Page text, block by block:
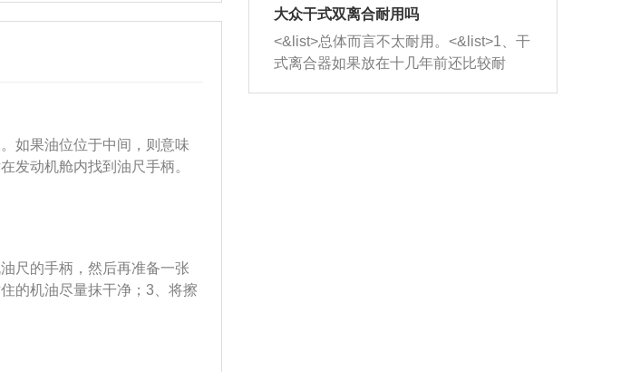
如果油位位于中间，则意味
发动机舱内找到油尺手柄。
能清洁。此时，可以清楚地
的姿势。它可以是垂直的、
会回流，影响油位判断。
。如果液位低于最低下限或
增加。
尺的手柄，然后再准备一张
的机油尽量抹干净；3、将擦
，然后再拔出；4、观测机
机和1.8L混合动力系统两种动
室，最后形成废气排出，就可以让三元
催化器得到清洗，排气管堵塞的情况就
能够得到解决。
造成烧机油。<&list>3、机油粘度。使用
机油粘度过小的话，同样会有烧机油现
象，机油粘度过小具有很好的流动性，
无法制作，需要将车辆送到修理厂或4s
店；<&list>2.车辆半轴套管防尘罩破
裂，破裂后会出现漏油现象，使半轴磨
损严重，磨损的半轴容易损坏，产生异
响；<&list>3.稳定器的转向胶套和球头
大众干式双离合耐用吗
<&list>总体而言不太耐用。<&list>1、干
式离合器如果放在十几年前还比较耐